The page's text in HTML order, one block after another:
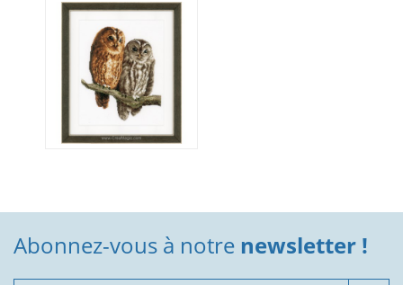
Abonnez-vous à notre newsletter !